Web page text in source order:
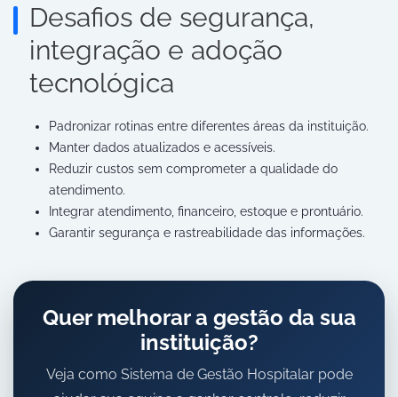
Desafios de segurança,
integração e adoção
tecnológica
Padronizar rotinas entre diferentes áreas da instituição.
Manter dados atualizados e acessíveis.
Reduzir custos sem comprometer a qualidade do
atendimento.
Integrar atendimento, financeiro, estoque e prontuário.
Garantir segurança e rastreabilidade das informações.
Quer melhorar a gestão da sua
instituição?
Veja como Sistema de Gestão Hospitalar pode